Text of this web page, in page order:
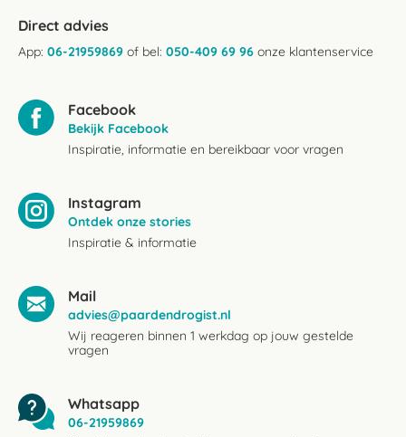
Direct advies
App: 06-21959869 of bel: 050-409 69 96 onze klantenservice
Facebook
Bekijk Facebook
Inspiratie, informatie en bereikbaar voor vragen
Instagram
Ontdek onze stories
Inspiratie & informatie
Mail
advies@paardendrogist.nl
Wij reageren binnen 1 werkdag op jouw gestelde
vragen
Whatsapp
06-21959869